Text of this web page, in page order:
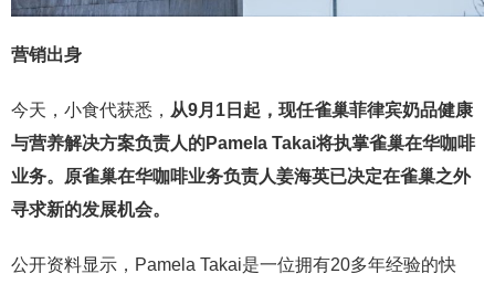
营销出身
今天，小食代获悉， 从9月1日起，现任雀巢菲律宾奶品健康
与营养解决方案负责人的Pamela Takai将执掌雀巢在华咖啡
业务。
原雀巢在华咖啡业务负责人姜海英已决定在雀巢之外
寻求新的发展机会。
公开资料显示，Pamela Takai是一位拥有20多年经验的快